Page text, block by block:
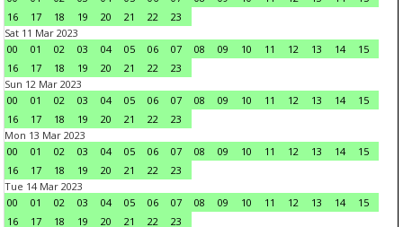
16
17 18 19 20 21 22
23
Sat 11 Mar 2023
00
01 02 03 04 05 06 07 08 09 10 11 12 13 14
15
16
17 18 19 20 21 22
23
Sun 12 Mar 2023
00
01 02 03 04 05 06 07 08 09 10 11 12 13 14
15
16
17 18 19 20 21 22
23
Mon 13 Mar 2023
00
01 02 03 04 05 06 07 08 09 10 11 12 13 14
15
16
17 18 19 20 21 22
23
Tue 14 Mar 2023
00
01 02 03 04 05 06 07 08 09 10 11 12 13 14
15
16
17 18 19 20 21 22 23